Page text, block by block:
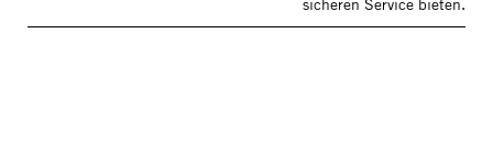
sicheren Service bieten.